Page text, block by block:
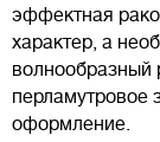
эффектная
характер, а
волнообразный
перламутровое
оформление.